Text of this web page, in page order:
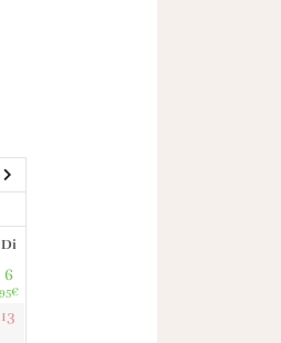
Di
6
95€
13